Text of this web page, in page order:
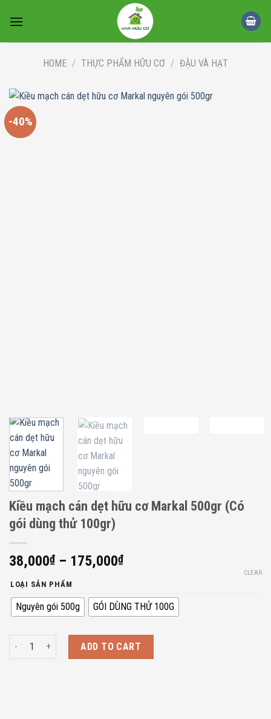
HOME / THỰC PHẨM HỮU CƠ / ĐẬU VÀ HẠT
-40%
Kiều mạch cán dẹt hữu cơ Markal 500gr (Có
gói dùng thử 100gr)
38,000₫– 175,000₫
LOẠI SẢN PHẨM
Nguyên gói 500g GÓI DÙNG THỬ 100G
CLEAR
Kiều mạch cán dẹt hữu cơ Markal 500gr (Có gói dùng thử 100gr)
ADD TO CART